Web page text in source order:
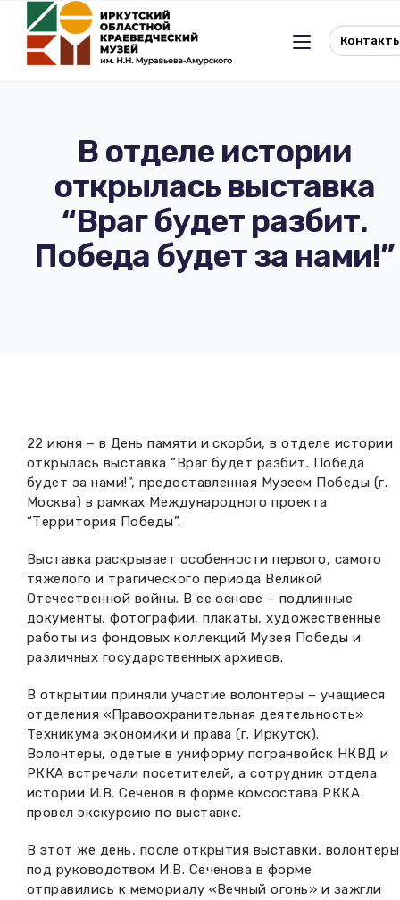
Льготное посещение музея
История музея
Независимая оценка
Проекты и программы
Научные издания
Новости
Прейскурант
Партнеры
Дирекция
Отдел истории
Музей В.Г. Распутина
КПЦ им. свт. Иннокентия (Вениаминова)
Научно-фондовый отдел
Мемориальный дом А.М. Тюрюмина
Повышение квалификации
Передвижные выставки
Отчетность
Профессиональные мероприятия
В отделе истории
открылась выставка
“Враг будет разбит.
Победа будет за нами!”
22 июня – в День памяти и скорби, в отделе истории
открылась выставка “Враг будет разбит. Победа
будет за нами!”, предоставленная Музеем Победы (г.
Москва) в рамках Международного проекта
“Территория Победы”.
Выставка раскрывает особенности первого, самого
тяжелого и трагического периода Великой
Отечественной войны. В ее основе – подлинные
документы, фотографии, плакаты, художественные
работы из фондовых коллекций Музея Победы и
различных государственных архивов.
В открытии приняли участие волонтеры – учащиеся
отделения «Правоохранительная деятельность»
Техникума экономики и права (г. Иркутск).
Волонтеры, одетые в униформу погранвойск НКВД и
РККА встречали посетителей, а сотрудник отдела
истории И.В. Сеченов в форме комсостава РККА
провел экскурсию по выставке.
В этот же день, после открытия выставки, волонтеры
под руководством И.В. Сеченова в форме
отправились к мемориалу «Вечный огонь» и зажгли